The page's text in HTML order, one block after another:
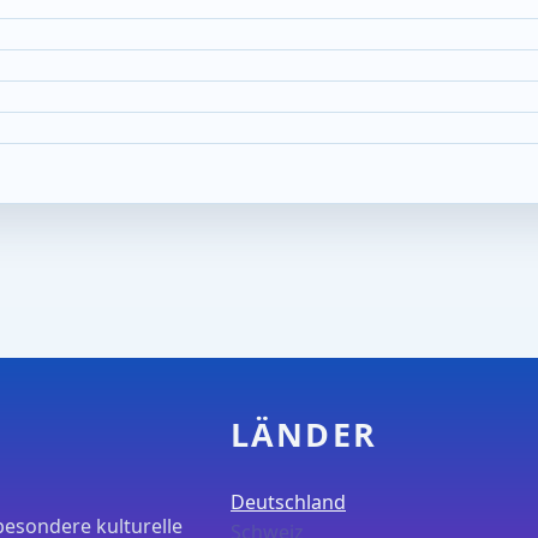
kulturelle
LÄNDER
Deutschland
Schweiz